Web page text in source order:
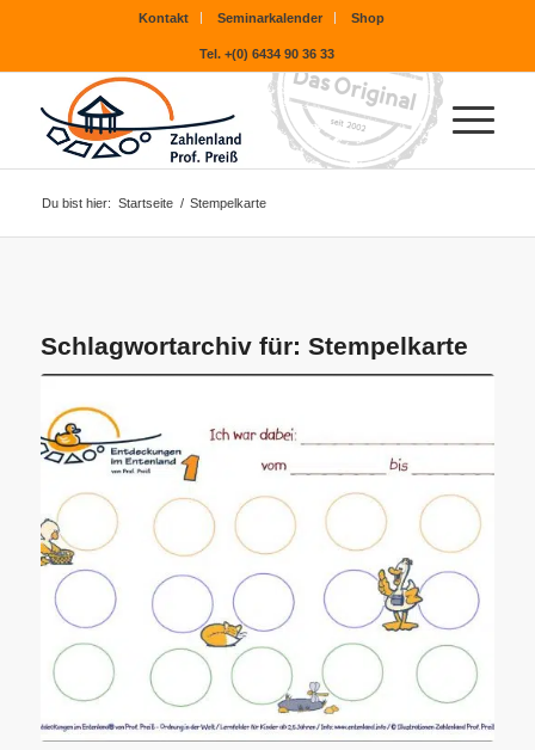
Kontakt Seminarkalender Shop
Tel. +(0) 6434 90 36 33
Du bist hier: Startseite / Stempelkarte
Schlagwortarchiv für: Stempelkarte